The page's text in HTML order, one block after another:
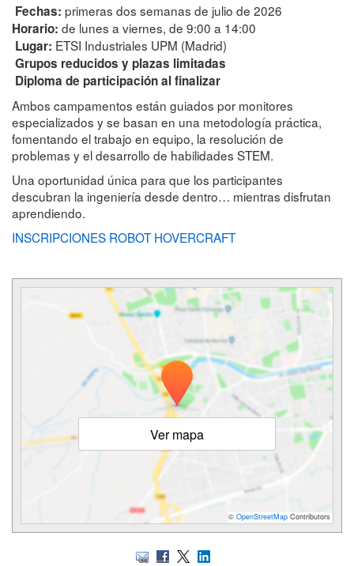
Fechas: primeras dos semanas de julio de 2026
Horario: de lunes a viernes, de 9:00 a 14:00
Lugar: ETSI Industriales UPM (Madrid)
Grupos reducidos y plazas limitadas
Diploma de participación al finalizar
Ambos campamentos están guiados por monitores
especializados y se basan en una metodología práctica,
fomentando el trabajo en equipo, la resolución de
problemas y el desarrollo de habilidades STEM.
Una oportunidad única para que los participantes
descubran la ingeniería desde dentro… mientras disfrutan
aprendiendo.
INSCRIPCIONES ROBOT HOVERCRAFT
Ver mapa
© OpenStreetMap Contributors